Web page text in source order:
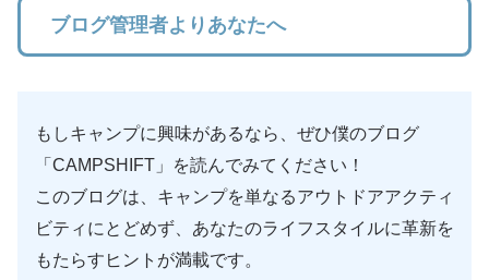
ブログ管理者よりあなたへ
もしキャンプに興味があるなら、ぜひ僕のブログ
「CAMPSHIFT」を読んでみてください！
このブログは、キャンプを単なるアウトドアアクティ
ビティにとどめず、あなたのライフスタイルに革新を
もたらすヒントが満載です。